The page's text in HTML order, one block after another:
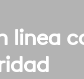
linea